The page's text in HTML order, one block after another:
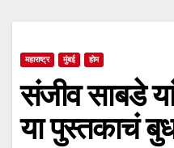
महाराष्ट्र मुंबई होम
संजीव साबडे
या पुस्तकाचं